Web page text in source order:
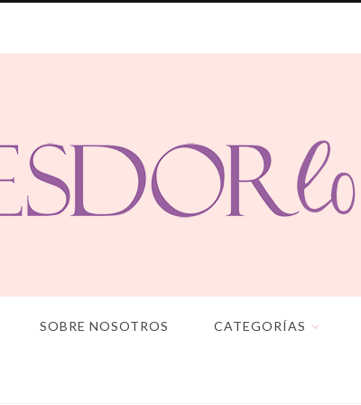
SOBRE NOSOTROS CATEGORÍAS